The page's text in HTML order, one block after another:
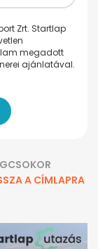
Zrt. Startlap
megadott
ajánlatával.
A CÍMLAPRA